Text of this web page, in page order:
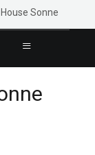
Sonne